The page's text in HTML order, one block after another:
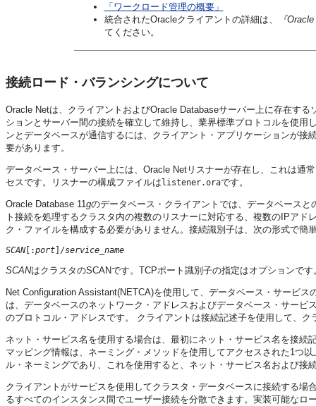
「ワークロード管理の概要」
統合されたOracleクライアントの詳細は、
『
てください。
接続ロード・バランシングについて
Oracle Netは、クライアントおよびOracle Databaseサーバー上に存在す
ションとサーバー間の接続を確立して維持し、業界標準プロトコルを使
ンとデータベースが通信するには、クライアント・アプリケーションが
要があります。
データベース・サーバー上には、Oracle Netリスナーが存在し、これは通
セスです。リスナーの構成ファイルは listener.oraです。
Oracle Database 11gのデータベース・クライアントでは、データベース
ト接続を処理するクラスタ内の複数のリスナーに対応する、複数のIPア
ク・ファイルを構成する必要がありません。接続識別子は、次の形式で簡
SCAN[:port ]/service_name
SCANはクラスタのSCANです。TCPポート識別子の指定はオプションです
Net Configuration Assistant(NETCA)を使用して、データベース・サービス
は、データベースのネットワーク・アドレスおよびデータベース・サービ
のプロトコル・アドレスです。
クライアントは接続記述子を使用して、
ネット・サービス名を使用する場合は、最初にネット・サービス名を接
マッピング情報は、ネーミング・メソッドを使用してアクセスされた1つ
ル・ネーミングであり、これを使用すると、ネット・サービス名および接
クライアントがサービスを使用してクラスタ・データベースに接続する
るすべてのインスタンス間でユーザー接続を分散できます。実装可能な